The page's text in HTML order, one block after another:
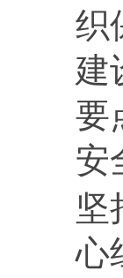
织
建
要
安
坚
心